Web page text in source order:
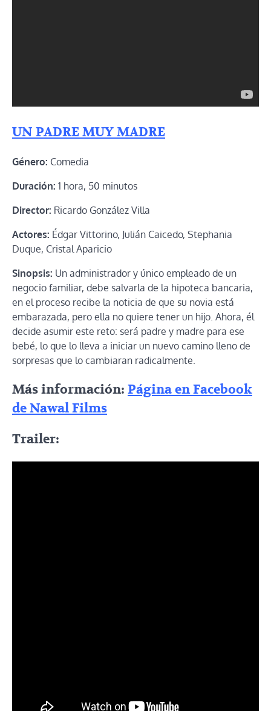
UN PADRE MUY MADRE
Género: Comedia
Duración: 1 hora, 50 minutos
Director: Ricardo González Villa
Actores: Édgar Vittorino, Julián Caicedo, Stephania
Duque, Cristal Aparicio
Sinopsis: Un administrador y único empleado de un
negocio familiar, debe salvarla de la hipoteca bancaria,
en el proceso recibe la noticia de que su novia está
embarazada, pero ella no quiere tener un hijo. Ahora, él
decide asumir este reto: será padre y madre para ese
bebé, lo que lo lleva a iniciar un nuevo camino lleno de
sorpresas que lo cambiaran radicalmente.
Más información: Página en Facebook
de Nawal Films
Trailer: